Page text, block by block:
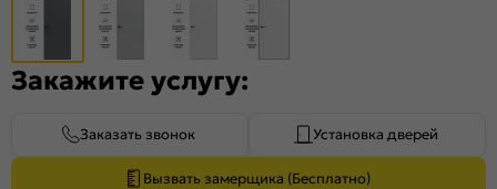
Закажите услугу:
Заказать звонок Установка дверей
Вызвать замерщика (Бесплатно)